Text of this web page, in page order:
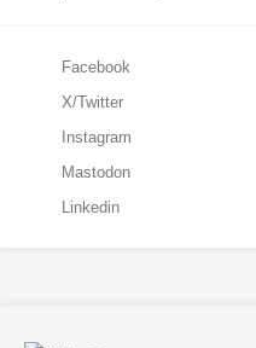
Facebook
X/Twitter
Instagram
Mastodon
Linkedin